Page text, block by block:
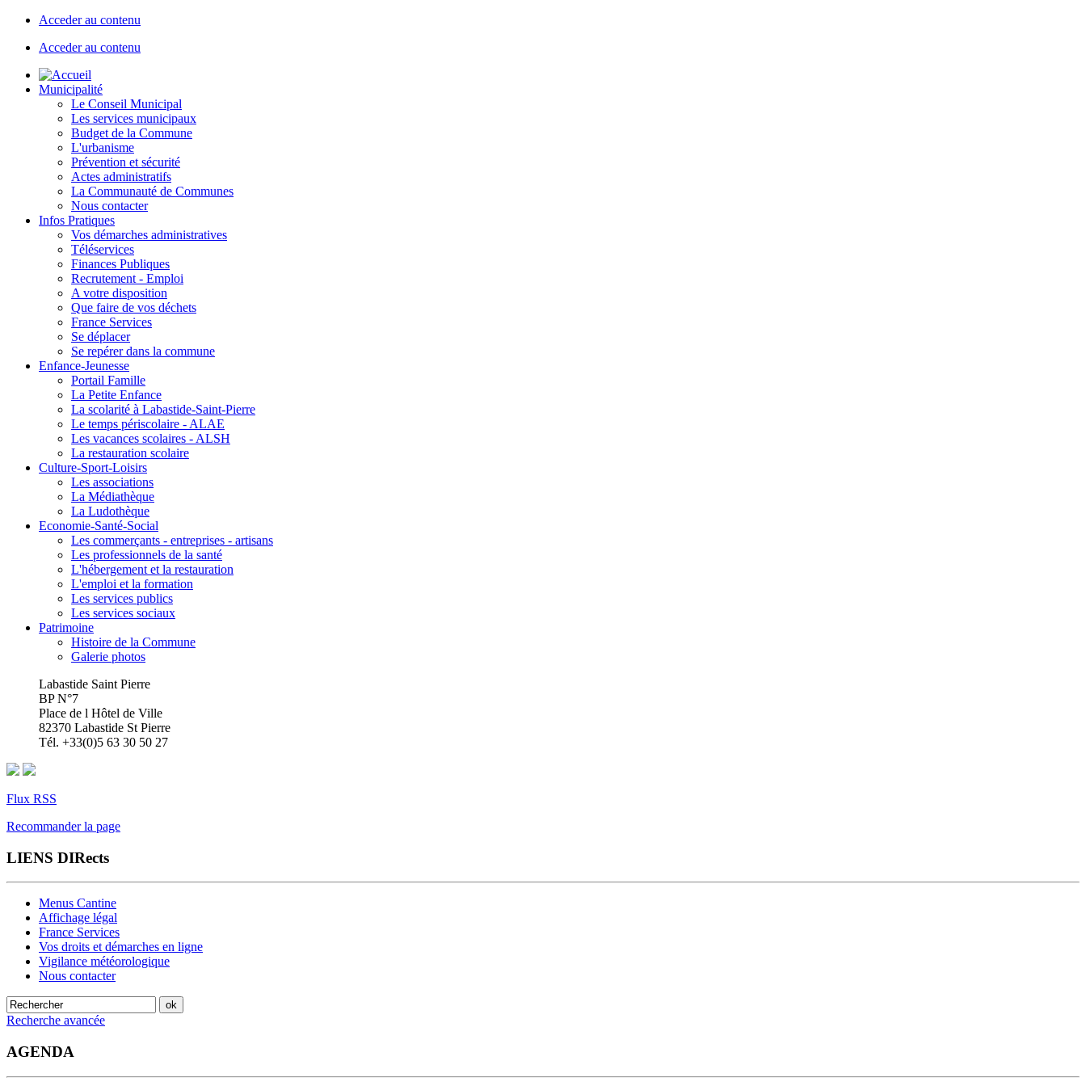
Acceder au contenu
Acceder au contenu
Municipalité
Le Conseil Municipal
Les services municipaux
Budget de la Commune
L'urbanisme
Prévention et sécurité
Actes administratifs
La Communauté de Communes
Nous contacter
Infos Pratiques
Vos démarches administratives
Téléservices
Finances Publiques
Recrutement - Emploi
A votre disposition
Que faire de vos déchets
France Services
Se déplacer
Se repérer dans la commune
Enfance-Jeunesse
Portail Famille
La Petite Enfance
La scolarité à Labastide-Saint-Pierre
Le temps périscolaire - ALAE
Les vacances scolaires - ALSH
La restauration scolaire
Culture-Sport-Loisirs
Les associations
La Médiathèque
La Ludothèque
Economie-Santé-Social
Les commerçants - entreprises - artisans
Les professionnels de la santé
L'hébergement et la restauration
L'emploi et la formation
Les services publics
Les services sociaux
Patrimoine
Histoire de la Commune
Galerie photos
Labastide Saint Pierre
BP N°7
Place de l Hôtel de Ville
82370 Labastide St Pierre
Tél. +33(0)5 63 30 50 27
Flux RSS
Recommander la page
LIENS DIRects
Menus Cantine
Affichage légal
France Services
Vos droits et démarches en ligne
Vigilance météorologique
Nous contacter
Recherche avancée
AGENDA